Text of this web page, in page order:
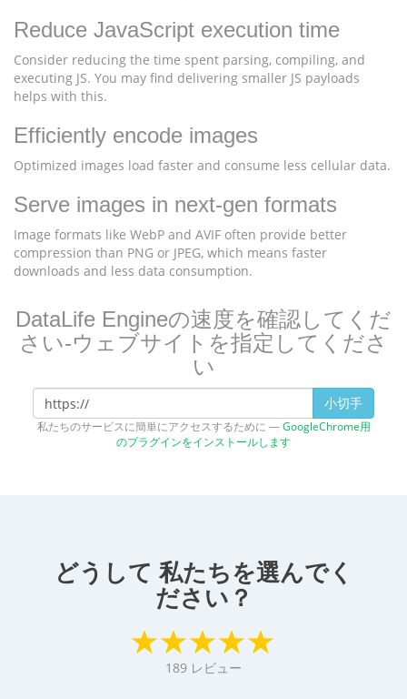
Reduce JavaScript execution time
Consider reducing the time spent parsing, compiling, and
executing JS. You may find delivering smaller JS payloads
helps with this.
Efficiently encode images
Optimized images load faster and consume less cellular data.
Serve images in next-gen formats
Image formats like WebP and AVIF often provide better
compression than PNG or JPEG, which means faster
downloads and less data consumption.
DataLife Engineの速度を確認してくだ
さい-ウェブサイトを指定してくださ
い
小切手
私たちのサービスに簡単にアクセスするために —GoogleChrome用
のプラグインをインストールします
どうして 私たちを選んでく
ださい？
189 レビュー